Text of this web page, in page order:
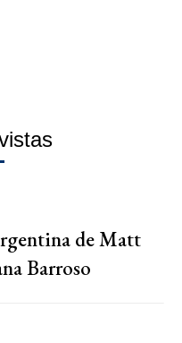
de Matt
Barroso